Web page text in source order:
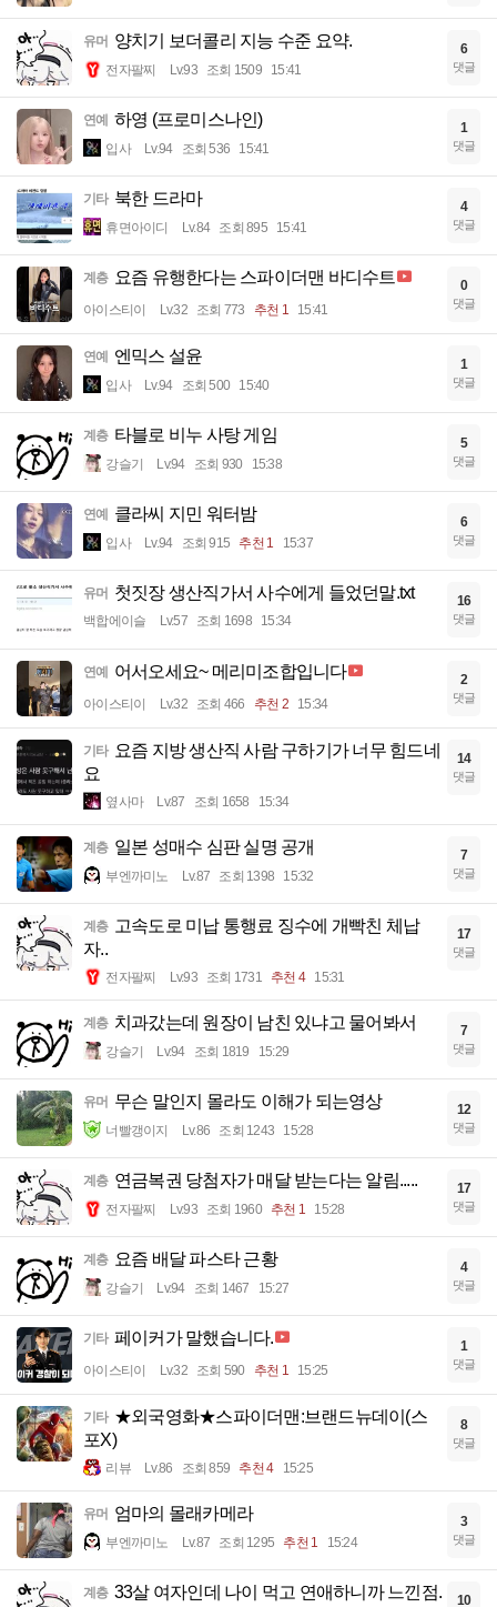
유머 양치기 보더콜리 지능 수준 요약.
전자팔찌 Lv.93 조회 1509 15:41
6
댓글
연예 하영 (프로미스나인)
입사 Lv.94 조회 536 15:41
1
댓글
기타 북한 드라마
휴면아이디 Lv.84 조회 895 15:41
4
댓글
계층 요즘 유행한다는 스파이더맨 바디수트
아이스티이 Lv.32 조회 773 추천 1 15:41
0
댓글
연예 엔믹스 설윤
입사 Lv.94 조회 500 15:40
1
댓글
계층 타블로 비누 사탕 게임
강슬기 Lv.94 조회 930 15:38
5
댓글
연예 클라씨 지민 워터밤
입사 Lv.94 조회 915 추천 1 15:37
6
댓글
유머 첫짓장 생산직가서 사수에게 들었던말.txt
백합에이슬 Lv.57 조회 1698 15:34
16
댓글
연예 어서오세요~ 메리미조합입니다
아이스티이 Lv.32 조회 466 추천 2 15:34
2
댓글
기타 요즘 지방 생산직 사람 구하기가 너무 힘드네
요
옆사마 Lv.87 조회 1658 15:34
14
댓글
계층 일본 성매수 심판 실명 공개
부엔까미노 Lv.87 조회 1398 15:32
7
댓글
계층 고속도로 미납 통행료 징수에 개빡친 체납
자..
전자팔찌 Lv.93 조회 1731 추천 4 15:31
17
댓글
계층 치과갔는데 원장이 남친 있냐고 물어봐서
강슬기 Lv.94 조회 1819 15:29
7
댓글
유머 무슨 말인지 몰라도 이해가 되는영상
너빨갱이지 Lv.86 조회 1243 15:28
12
댓글
계층 연금복권 당첨자가 매달 받는다는 알림.....
전자팔찌 Lv.93 조회 1960 추천 1 15:28
17
댓글
계층 요즘 배달 파스타 근황
강슬기 Lv.94 조회 1467 15:27
4
댓글
기타 페이커가 말했습니다.
아이스티이 Lv.32 조회 590 추천 1 15:25
1
댓글
기타 ★외국영화★스파이더맨:브랜드뉴데이(스
포X)
리뷰 Lv.86 조회 859 추천 4 15:25
8
댓글
유머 엄마의 몰래카메라
부엔까미노 Lv.87 조회 1295 추천 1 15:24
3
댓글
계층 33살 여자인데 나이 먹고 연애하니까 느낀점. 10